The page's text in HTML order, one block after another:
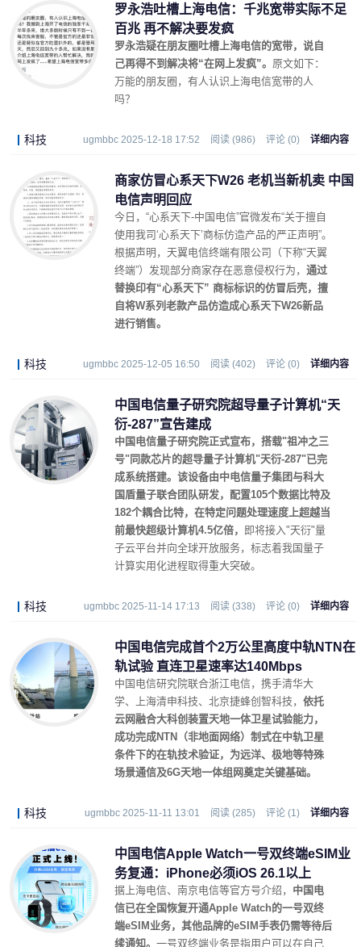
罗永浩吐槽上海电信：千兆宽带实际不足
百兆 再不解决要发疯
罗永浩疑在朋友圈吐槽上海电信的宽带，说自
己再得不到解决将“在网上发疯”。 原文如下：
万能的朋友圈，有人认识上海电信宽带的人
吗？
科技 ugmbbc 2025-12-18 17:52 阅读 (986) 评论 (0) 详细内容
商家仿冒心系天下W26 老机当新机卖 中国
电信声明回应
今日，“心系天下-中国电信”官微发布“关于擅自
使用我司‘心系天下’商标仿造产品的严正声明”。
根据声明，天翼电信终端有限公司（下称“天翼
终端”）发现部分商家存在恶意侵权行为， 通过
替换印有“心系天下” 商标标识的仿冒后壳，擅
自将W系列老款产品仿造成心系天下W26新品
进行销售。
科技 ugmbbc 2025-12-05 16:50 阅读 (402) 评论 (0) 详细内容
中国电信量子研究院超导量子计算机“天
衍-287”宣告建成
中国电信量子研究院正式宣布，搭载"祖冲之三
号"同款芯片的超导量子计算机"天衍-287"已完
成系统搭建。该设备由中电信量子集团与科大
国盾量子联合团队研发，配置105个数据比特及
182个耦合比特，在特定问题处理速度上超越当
前最快超级计算机4.5亿倍，
即将接入"天衍"量
子云平台并向全球开放服务，标志着我国量子
计算实用化进程取得重大突破。
科技 ugmbbc 2025-11-14 17:13 阅读 (338) 评论 (0) 详细内容
中国电信完成首个2万公里高度中轨NTN在
轨试验 直连卫星速率达140Mbps
中国电信研究院联合浙江电信，携手清华大
学、上海清申科技、北京捷蜂创智科技， 依托
云网融合大科创装置天地一体卫星试验能力，
成功完成NTN（非地面网络）制式在中轨卫星
条件下的在轨技术验证，为远洋、极地等特殊
场景通信及6G天地一体组网奠定关键基础。
科技 ugmbbc 2025-11-11 13:01 阅读 (285) 评论 (1) 详细内容
中国电信Apple Watch一号双终端eSIM业
务复通：iPhone必须iOS 26.1以上
据上海电信、南京电信等官方号介绍， 中国电
信已在全国恢复开通Apple Watch的一号双终
端eSIM业务，其他品牌的eSIM手表仍需等待后
续通知。 一号双终端业务是指用户可以在自己